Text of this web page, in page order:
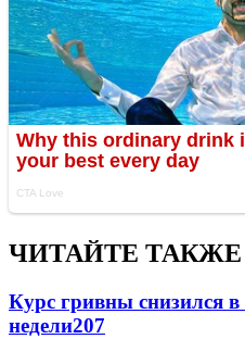
ЧИТАЙТЕ ТАКЖЕ
Курс гривны снизился
недели207